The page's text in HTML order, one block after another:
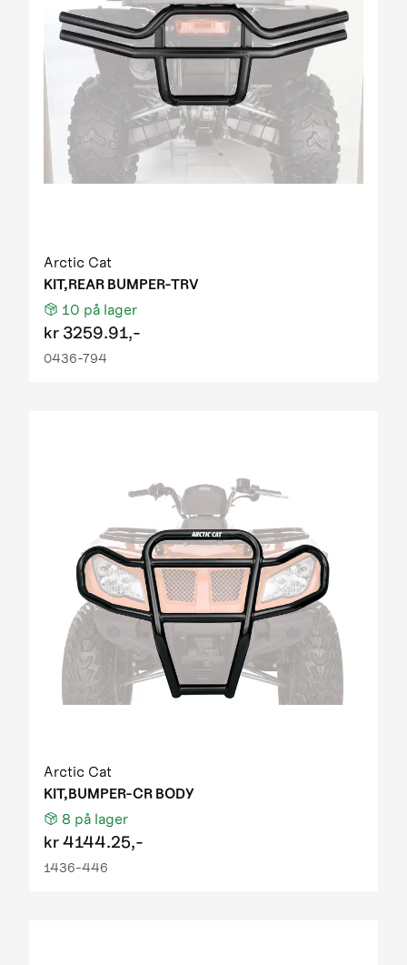
Arctic Cat
KIT,REAR BUMPER-TRV
10 på lager
kr 3259.91,-
0436-794
Arctic Cat
KIT,BUMPER-CR BODY
8 på lager
kr4144.25,-
1436-446